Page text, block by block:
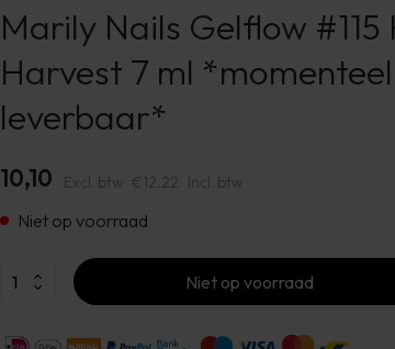
aanmaken
Marily Nails Gelflow #115
Harvest 7 ml
leverbaar*
10,10 Excl. btw €12,22 Incl. btw
Niet op voorraad
Niet op voorraad